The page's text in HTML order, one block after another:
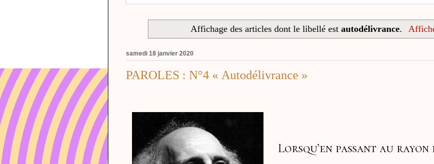
Affichage des articles dont le libellé est autodélivrance.
samedi 18 janvier 2020
PAROLES : N°4 « Autodélivrance »
Lorsqu’en passant au rayon